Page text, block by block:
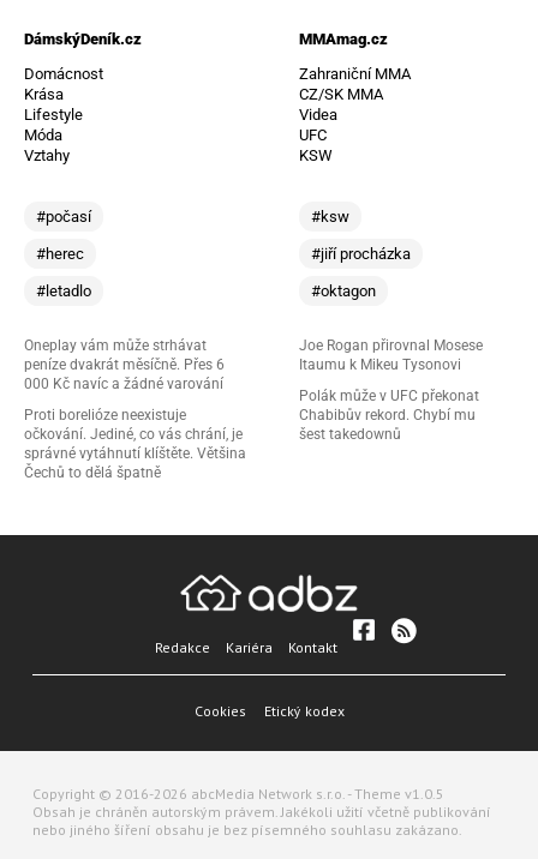
DámskýDeník.cz
Domácnost
Krása
Lifestyle
Móda
Vztahy
#počasí
#herec
#letadlo
Oneplay vám může strhávat
peníze dvakrát měsíčně. Přes 6
000 Kč navíc a žádné varování
Proti borelióze neexistuje
očkování. Jediné, co vás chrání, je
správné vytáhnutí klíštěte. Většina
Čechů to dělá špatně
MMAmag.cz
Zahraniční MMA
CZ/SK MMA
Videa
UFC
KSW
#ksw
#jiří procházka
#oktagon
Joe Rogan přirovnal Mosese
Itaumu k Mikeu Tysonovi
Polák může v UFC překonat
Chabibův rekord. Chybí mu
šest takedownů
Redakce Kariéra Kontakt
Cookies Etický kodex
Copyright © 2016-2026 abcMedia Network s.r.o. - Theme v1.0.5
Obsah je chráněn autorským právem. Jakékoli užití včetně publikování
nebo jiného šíření obsahu je bez písemného souhlasu zakázano.